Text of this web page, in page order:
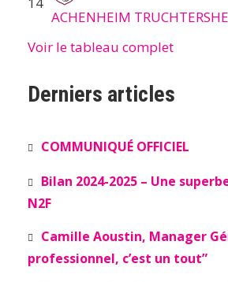
ACHENHEIM
Voir le tableau complet
Derniers articles
COMMUNIQUÉ OFFICIEL
Bilan 2024-2025 – Une
N2F
Camille Aoustin, Manager
professionnel, c’est un tout”